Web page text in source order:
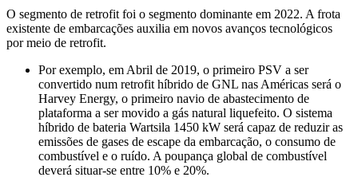
O segmento de retrofit foi o segmento dominante em 2022. A frota
existente de embarcações auxilia em novos avanços tecnológicos
por meio de retrofit.
Por exemplo, em Abril de 2019, o primeiro PSV a ser
convertido num retrofit híbrido de GNL nas Américas será o
Harvey Energy, o primeiro navio de abastecimento de
plataforma a ser movido a gás natural liquefeito. O sistema
híbrido de bateria Wartsila 1450 kW será capaz de reduzir as
emissões de gases de escape da embarcação, o consumo de
combustível e o ruído. A poupança global de combustível
deverá situar-se entre 10% e 20%.